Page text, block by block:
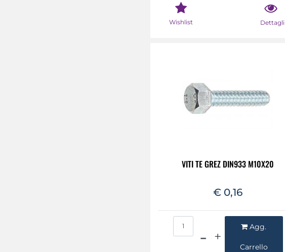
Wishlist Dettagli
VITI TE GREZ DIN933 M10X20
€ 0,16
Agg.
Carrello